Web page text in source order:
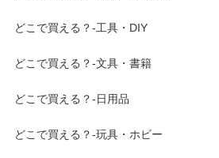
どこで買える？-工具・DIY
どこで買える？-文具・書籍
どこで買える？-日用品
どこで買える？-玩具・ホビー